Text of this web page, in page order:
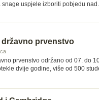
snage uspjele izboriti pobjedu
prvenstvo
prvenstvo održano od 07. do
dvije godine, više od 500